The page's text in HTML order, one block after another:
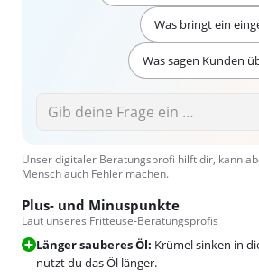
Was bringt ein
Was sagen Kunden
Unser digitaler Beratungsprofi hilft dir, kann
Mensch auch Fehler machen.
Plus- und Minuspunkte
Laut unseres Fritteuse-Beratungsprofis
Länger sauberes Öl: Krümel sinken in
nutzt du das Öl länger.